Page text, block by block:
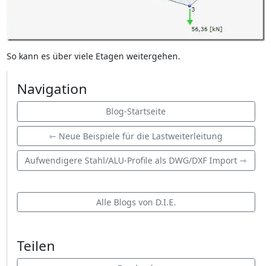
So kann es über viele Etagen weitergehen.
Navigation
Blog-Startseite
⇽ Neue Beispiele für die Lastweiterleitung
Aufwendigere Stahl/ALU-Profile als DWG/DXF Import ⇾
Alle Blogs von D.I.E.
Teilen